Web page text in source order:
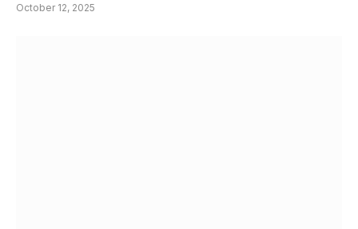
October 12, 2025